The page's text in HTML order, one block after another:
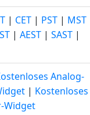
| CET | PST | MST
| AEST | SAST |
Analog-
| Kostenloses
Widget